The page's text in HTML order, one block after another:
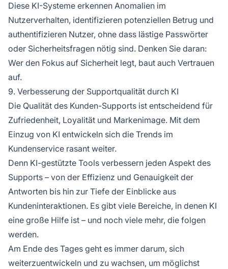
Diese KI-Systeme erkennen Anomalien im
Nutzerverhalten, identifizieren potenziellen Betrug und
authentifizieren Nutzer, ohne dass lästige Passwörter
oder Sicherheitsfragen nötig sind. Denken Sie daran:
Wer den Fokus auf Sicherheit legt, baut auch Vertrauen
auf.
9. Verbesserung der Supportqualität durch KI
Die Qualität des Kunden-Supports ist entscheidend für
Zufriedenheit, Loyalität und Markenimage. Mit dem
Einzug von KI entwickeln sich die Trends im
Kundenservice rasant weiter.
Denn KI-gestützte Tools verbessern jeden Aspekt des
Supports – von der Effizienz und Genauigkeit der
Antworten bis hin zur Tiefe der Einblicke aus
Kundeninteraktionen. Es gibt viele Bereiche, in denen KI
eine große Hilfe ist – und noch viele mehr, die folgen
werden.
Am Ende des Tages geht es immer darum, sich
weiterzuentwickeln und zu wachsen, um möglichst